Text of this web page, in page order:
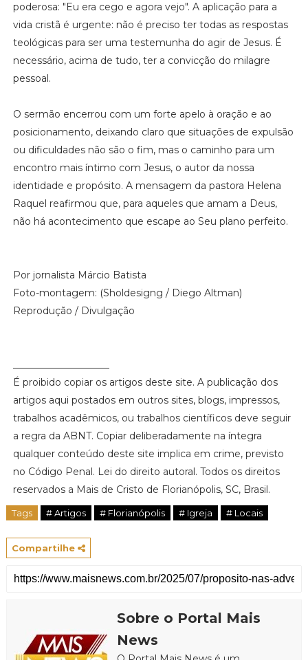
poderosa: "Eu era cego e agora vejo". A aplicação para a
vida cristã é urgente: não é preciso ter todas as respostas
teológicas para ser uma testemunha do agir de Jesus. É
necessário, acima de tudo, ter a convicção do milagre
pessoal.
O sermão encerrou com um forte apelo à oração e ao
posicionamento, deixando claro que situações de expulsão
ou dificuldades não são o fim, mas o caminho para um
encontro mais íntimo com Jesus, o autor da nossa
identidade e propósito. A mensagem da pastora Helena
Raquel reafirmou que, para aqueles que amam a Deus,
não há acontecimento que escape ao Seu plano perfeito.
Por jornalista Márcio Batista
Foto-montagem: (Sholdesigng / Diego Altman)
Reprodução / Divulgação
É proibido copiar os artigos deste site. A publicação dos
artigos aqui postados em outros sites, blogs, impressos,
trabalhos acadêmicos, ou trabalhos científicos deve seguir
a regra da ABNT. Copiar deliberadamente na íntegra
qualquer conteúdo deste site implica em crime, previsto
no Código Penal. Lei do direito autoral. Todos os direitos
reservados a Mais de Cristo de Florianópolis, SC, Brasil.
Tags # Artigos # Florianópolis # Igreja # Locais
Compartilhe
Sobre o Portal Mais
News